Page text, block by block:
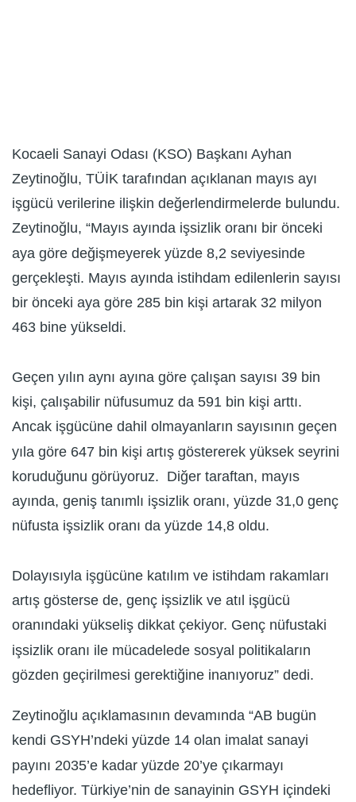
Kocaeli Sanayi Odası (KSO) Başkanı Ayhan
Zeytinoğlu, TÜİK tarafından açıklanan mayıs ayı
işgücü verilerine ilişkin değerlendirmelerde bulundu.
Zeytinoğlu, “Mayıs ayında işsizlik oranı bir önceki
aya göre değişmeyerek yüzde 8,2 seviyesinde
gerçekleşti. Mayıs ayında istihdam edilenlerin sayısı
bir önceki aya göre 285 bin kişi artarak 32 milyon
463 bine yükseldi.
Geçen yılın aynı ayına göre çalışan sayısı 39 bin
kişi, çalışabilir nüfusumuz da 591 bin kişi arttı.
Ancak işgücüne dahil olmayanların sayısının geçen
yıla göre 647 bin kişi artış göstererek yüksek seyrini
koruduğunu görüyoruz. Diğer taraftan, mayıs
ayında, geniş tanımlı işsizlik oranı, yüzde 31,0 genç
nüfusta işsizlik oranı da yüzde 14,8 oldu.
Dolayısıyla işgücüne katılım ve istihdam rakamları
artış gösterse de, genç işsizlik ve atıl işgücü
oranındaki yükseliş dikkat çekiyor. Genç nüfustaki
işsizlik oranı ile mücadelede sosyal politikaların
gözden geçirilmesi gerektiğine inanıyoruz” dedi.
Zeytinoğlu açıklamasının devamında “AB bugün
kendi GSYH’ndeki yüzde 14 olan imalat sanayi
payını 2035’e kadar yüzde 20’ye çıkarmayı
hedefliyor. Türkiye’nin de sanayinin GSYH içindeki